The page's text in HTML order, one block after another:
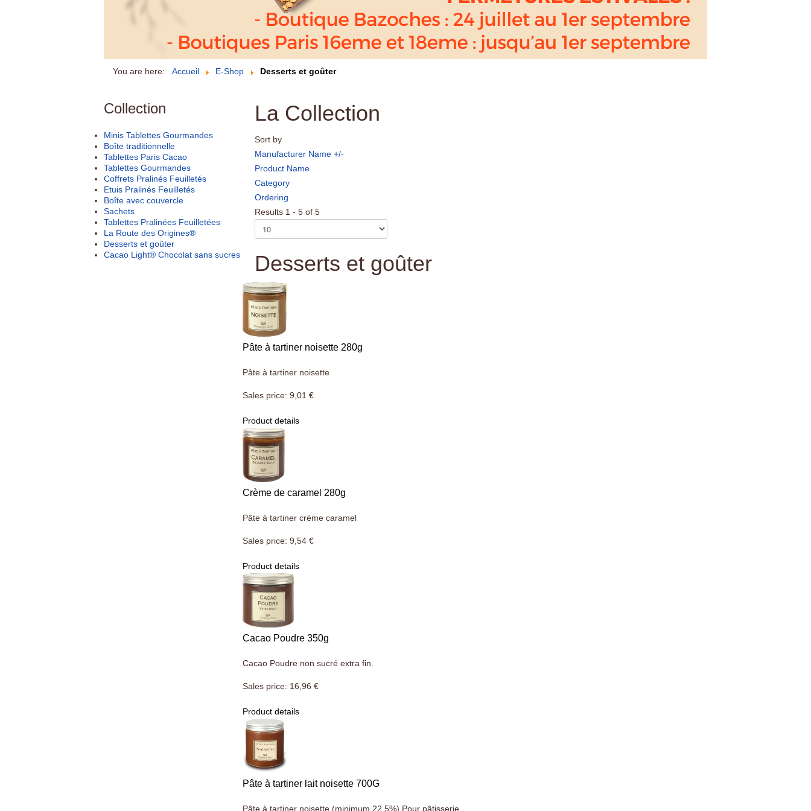
You are here: Accueil E-Shop Desserts et goûter
Collection
Minis Tablettes Gourmandes
Boîte traditionnelle
Tablettes Paris Cacao
Tablettes Gourmandes
Coffrets Pralinés Feuilletés
Etuis Pralinés Feuilletés
Boîte avec couvercle
Sachets
Tablettes Pralinées Feuilletées
La Route des Origines®
Desserts et goûter
Cacao Light® Chocolat sans sucres
La Collection
Sort by
Manufacturer Name +/-
Product Name
Category
Ordering
Results 1 - 5 of 5
Desserts et goûter
Pâte à tartiner noisette 280g
Pâte à tartiner noisette
Sales price: 9,01 €
Product details
Crème de caramel 280g
Pâte à tartiner crème caramel
Sales price: 9,54 €
Product details
Cacao Poudre 350g
Cacao Poudre non sucré extra fin.
Sales price: 16,96 €
Product details
Pâte à tartiner lait noisette 700G
Pâte à tartiner noisette (minimum 22,5%) Pour pâtisserie ...